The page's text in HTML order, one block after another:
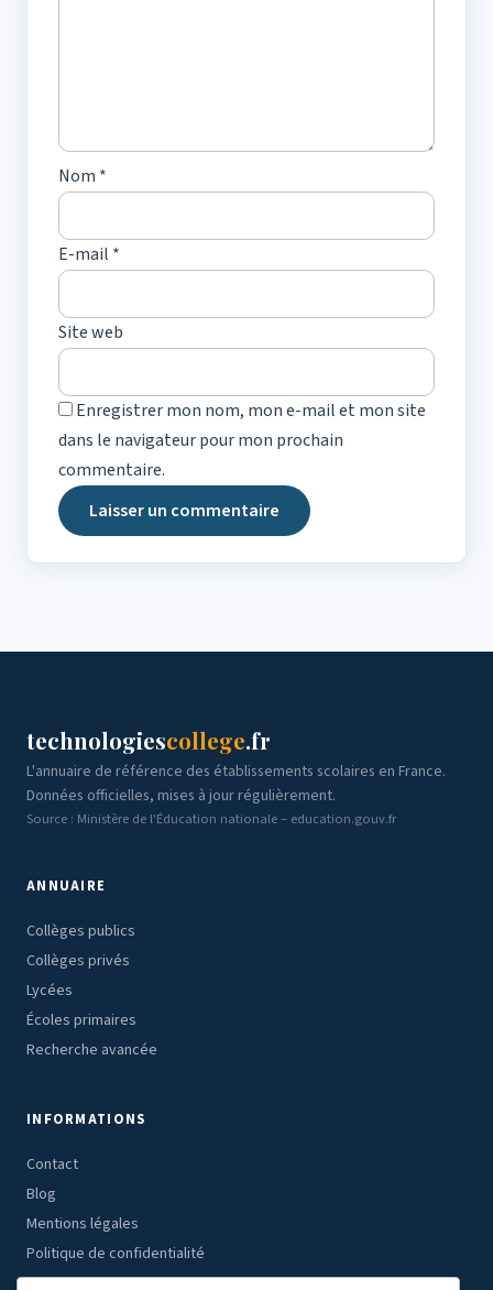
Nom *
E-mail *
Site web
Enregistrer mon nom, mon e-mail et mon site
dans le navigateur pour mon prochain
commentaire.
technologiescollege.fr
L'annuaire de référence des établissements scolaires en France.
Données officielles, mises à jour régulièrement.
Source : Ministère de l'Éducation nationale – education.gouv.fr
ANNUAIRE
Collèges publics
Collèges privés
Lycées
Écoles primaires
Recherche avancée
INFORMATIONS
Contact
Blog
Mentions légales
Politique de confidentialité